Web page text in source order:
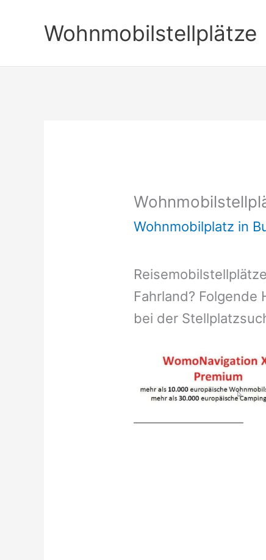
Wohnmobilstellplätze
Wohnmobilplatz in
Fahrland? Folgende
bei der